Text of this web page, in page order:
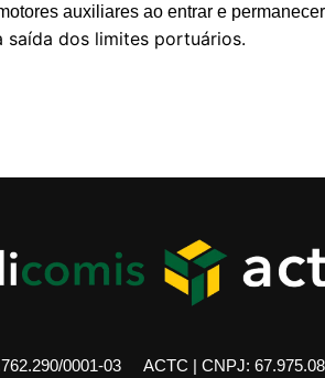
auxiliares ao entrar e
saída dos limites portuários.
0001-03 ACTC | CNPJ: